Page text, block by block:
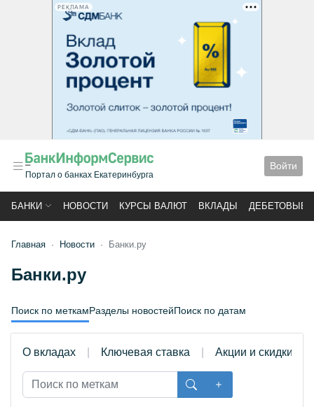
РЕКЛАМА
Портал о банках Екатеринбурга
Войти
БАНКИ НОВОСТИ КУРСЫ ВАЛЮТ ВКЛАДЫ ДЕБЕТОВЫЕ
Главная Новости Банки.ру
Банки.ру
Поиск по меткамРазделы новостейПоиск по датам
О вкладах Ключевая ставка Акции и скидки